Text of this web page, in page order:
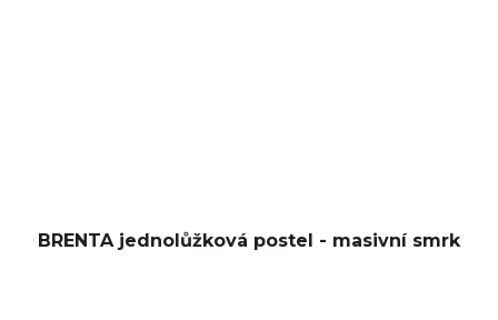
BRENTA jednolůžková postel - masivní smrk